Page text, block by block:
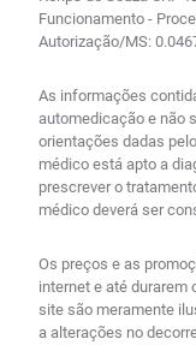
Funcionamento -
Autorização/MS:
As informações
automedicação e não
orientações dadas
médico está apto a
prescrever o
médico deverá ser
Os preços e as
internet e até
site são meramente
a alterações no